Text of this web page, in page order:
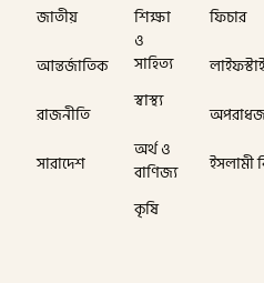
জাতীয়
আন্তর্জাতিক
রাজনীতি
সারাদেশ
শিক্ষা
ও
সাহিত্য
স্বাস্থ্য
অর্থ ও
বাণিজ্য
কৃষি
ফিচার
ইসলামী